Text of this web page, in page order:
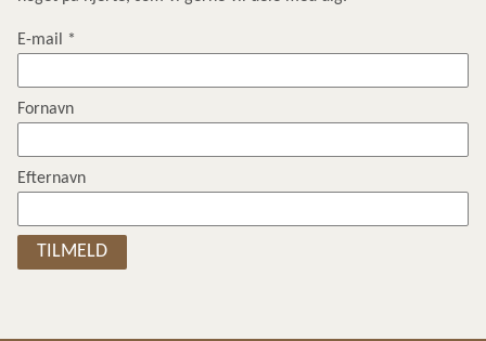
E-mail *
Fornavn
Efternavn